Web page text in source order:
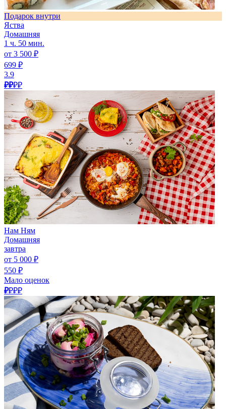
Подарок внутри
Яства
Домашняя
1 ч. 50 мин.
от 3 500 ₽
699 ₽
3.9
₽₽₽₽
Нам Ням
Домашняя
завтра
от 5 000 ₽
550 ₽
Мало оценок
₽₽₽₽